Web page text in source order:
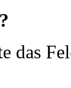
das